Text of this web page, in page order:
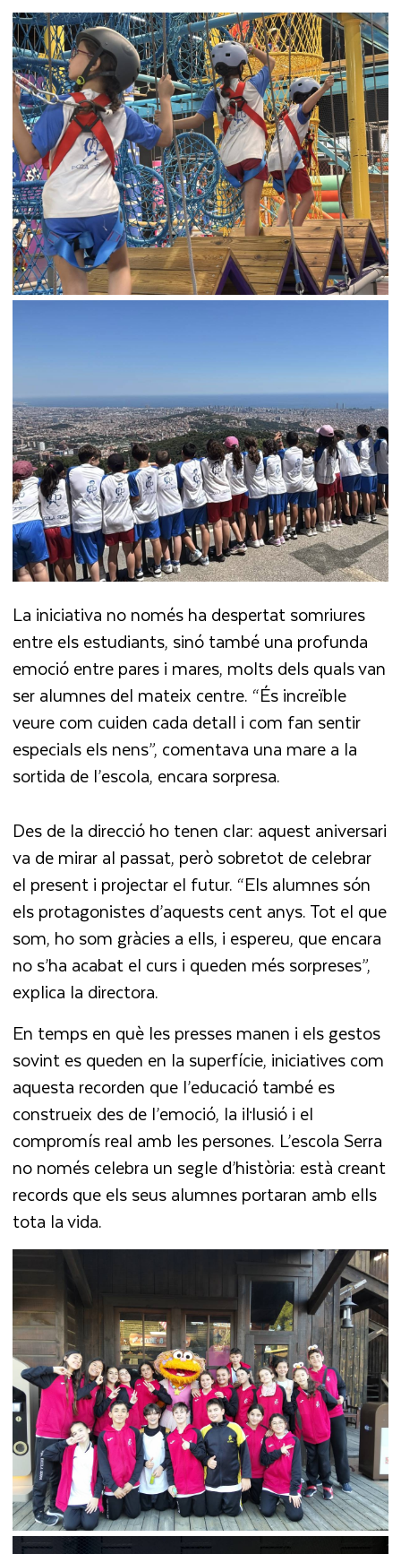
La iniciativa no només ha despertat somriures
entre els estudiants, sinó també una profunda
emoció entre pares i mares, molts dels quals van
ser alumnes del mateix centre. “És increïble
veure com cuiden cada detall i com fan sentir
especials els nens”, comentava una mare a la
sortida de l’escola, encara sorpresa.
Des de la direcció ho tenen clar: aquest aniversari
va de mirar al passat, però sobretot de celebrar
el present i projectar el futur. “Els alumnes són
els protagonistes d’aquests cent anys. Tot el que
som, ho som gràcies a ells, i espereu, que encara
no s’ha acabat el curs i queden més sorpreses”,
explica la directora.
En temps en què les presses manen i els gestos
sovint es queden en la superfície, iniciatives com
aquesta recorden que l’educació també es
construeix des de l’emoció, la il·lusió i el
compromís real amb les persones. L’escola Serra
no només celebra un segle d’història: està creant
records que els seus alumnes portaran amb ells
tota la vida.